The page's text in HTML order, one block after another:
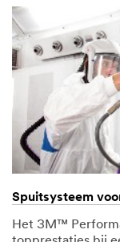
Opnieuw
Gerelateerde